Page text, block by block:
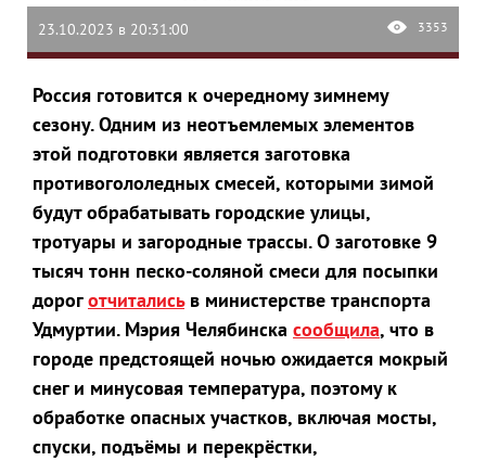
23.10.2023 в 20:31:00 3353
Россия готовится к очередному зимнему
сезону. Одним из неотъемлемых элементов
этой подготовки является заготовка
противогололедных смесей, которыми зимой
будут обрабатывать городские улицы,
тротуары и загородные трассы. О заготовке 9
тысяч тонн песко-соляной смеси для посыпки
дороготчиталисьв министерстве транспорта
Удмуртии. Мэрия Челябинска сообщила, что в
городе предстоящей ночью ожидается мокрый
снег и минусовая температура, поэтому к
обработке опасных участков, включая мосты,
спуски, подъёмы и перекрёстки,